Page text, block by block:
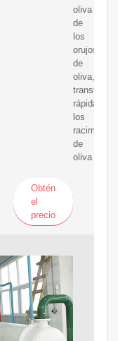
oliva
de
los
orujos
de
oliva,
los
racimos
de
oliva
Obtén
el
precio